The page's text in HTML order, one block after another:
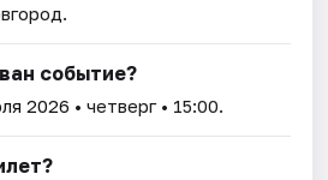
событие?
2026 • четверг • 15:00.